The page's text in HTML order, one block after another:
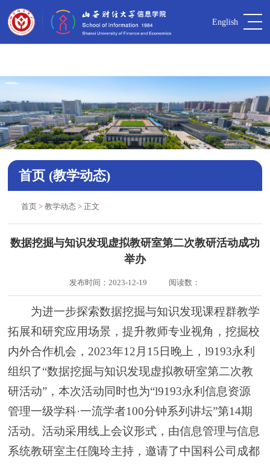
中国·yl9193永利【集团】官方网站-Officials
Website
English
首页 (教学动态)
首页 >教学动态 > 正文
数据挖掘与知识发现虚拟教研室第二次教研活动成功
举办
发布时间：2023-12-19 阅读数：
为进一步探索数据挖掘与知识发现课程群教学
拓展和研究应用场景，提升教师专业视角，挖掘校
内外合作机会，2023年12月15日晚上，l9193永利
组织了“数据挖掘与知识发现虚拟教研室第二次教
研活动”，本次活动同时也为“l9193永利信息资源
管理一级学科·一流学者100分钟系列讲坛”第14期
活动。活动采用线上会议形式，由信息管理与信息
系统教研室主任隗玲主持，邀请了中国科公司成都